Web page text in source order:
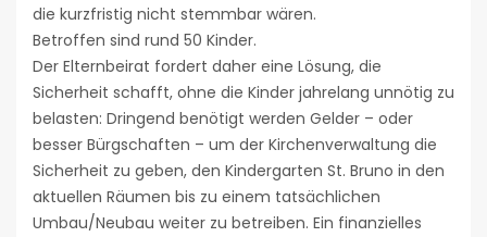
die kurzfristig nicht stemmbar wären.
Betroffen sind rund 50 Kinder.
Der Elternbeirat fordert daher eine Lösung, die
Sicherheit schafft, ohne die Kinder jahrelang unnötig zu
belasten: Dringend benötigt werden Gelder – oder
besser Bürgschaften – um der Kirchenverwaltung die
Sicherheit zu geben, den Kindergarten St. Bruno in den
aktuellen Räumen bis zu einem tatsächlichen
Umbau/Neubau weiter zu betreiben. Ein finanzielles